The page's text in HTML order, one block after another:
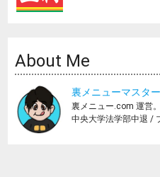
About Me
裏メニューマスター
裏メニュー.com 運営。
中央大学法学部中退 /